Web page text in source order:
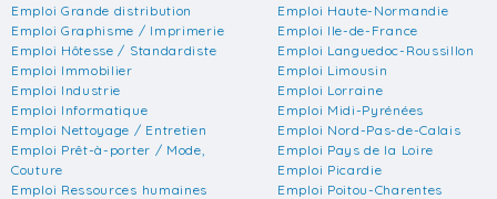
Emploi Grande distribution
Emploi Graphisme / Imprimerie
Emploi Hôtesse / Standardiste
Emploi Immobilier
Emploi Industrie
Emploi Informatique
Emploi Nettoyage / Entretien
Emploi Prêt-à-porter / Mode,
Couture
Emploi Ressources humaines
Emploi Haute-Normandie
Emploi Ile-de-France
Emploi Languedoc-Roussillon
Emploi Limousin
Emploi Lorraine
Emploi Midi-Pyrénées
Emploi Nord-Pas-de-Calais
Emploi Pays de la Loire
Emploi Picardie
Emploi Poitou-Charentes